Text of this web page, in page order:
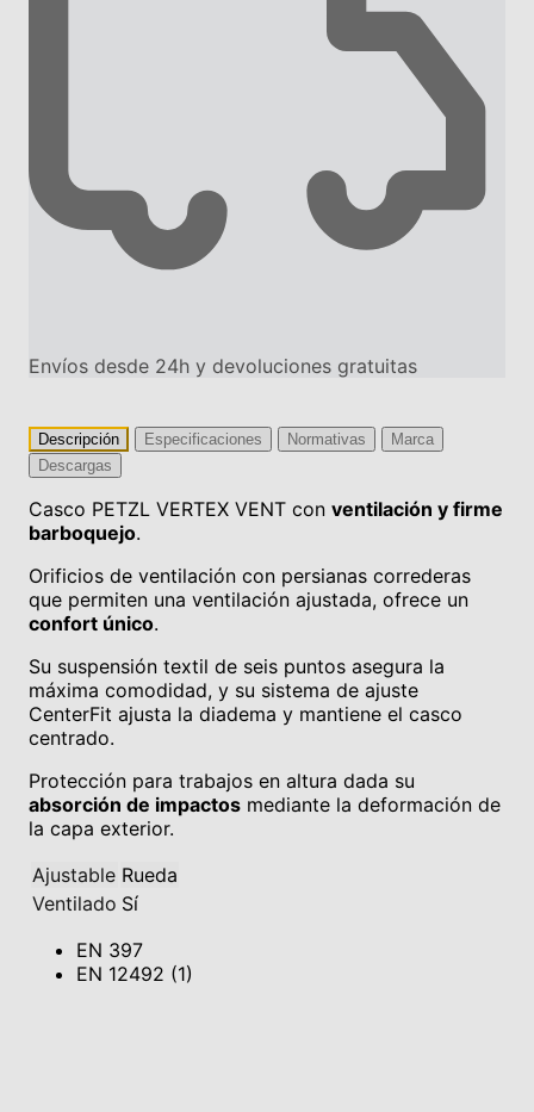
Envíos desde 24h y devoluciones gratuitas
Descripción Especificaciones Normativas
Marca
Descargas
Casco PETZL VERTEX VENT con ventilación y firme
barboquejo.
Orificios de ventilación con persianas correderas
que permiten una ventilación ajustada, ofrece un
confort único.
Su suspensión textil de seis puntos asegura la
máxima comodidad, y su sistema de ajuste
CenterFit ajusta la diadema y mantiene el casco
centrado.
Protección para trabajos en altura dada su
absorción de impactos mediante la deformación de
la capa exterior.
Ajustable Rueda
Ventilado Sí
EN 397
EN 12492 (1)